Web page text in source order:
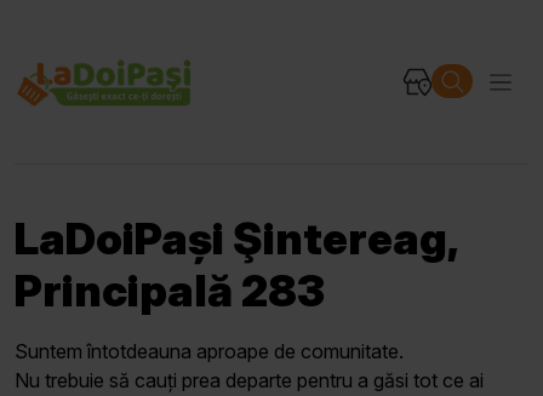
LaDoiPași Şintereag,
Principală 283
Suntem întotdeauna aproape de comunitate.
Nu trebuie să cauți prea departe pentru a găsi tot ce ai